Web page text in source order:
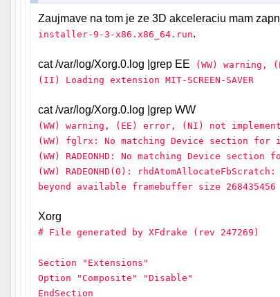
Zaujmave na tom je ze 3D akceleraciu mam
installer-9-3-x86.x86_64.run.
cat /var/log/Xorg.0.log |grep EE (WW) warning,
(II) Loading extension MIT-SCREEN-SAVER
cat /var/log/Xorg.0.log |grep WW
(WW) warning, (EE) error, (NI) not
(WW) fglrx: No matching Device section for
(WW) RADEONHD: No matching Device
(WW) RADEONHD(0):
beyond available framebuffer size 268435456
Xorg
# File generated by XFdrake (rev 247269)
Section "Extensions"
Option "Composite" "Disable"
EndSection